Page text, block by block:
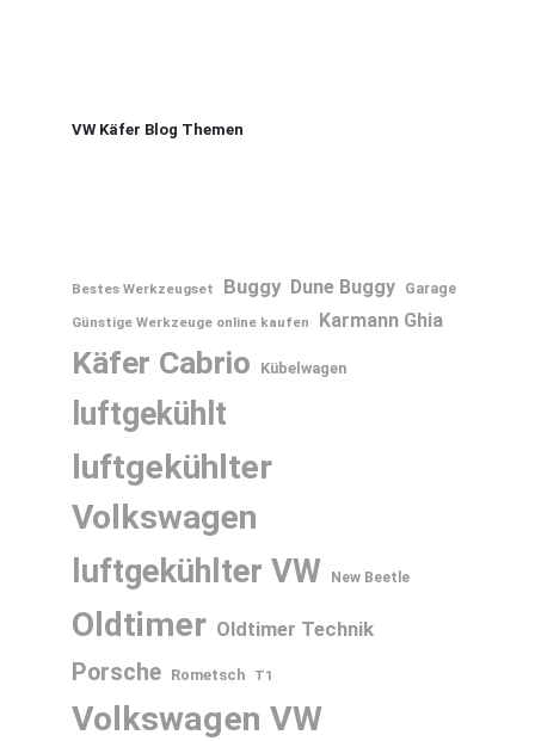
VW Käfer Blog Themen
Bestes Werkzeugset Buggy Dune Buggy
Garage
Günstige Werkzeuge online kaufen
Karmann Ghia
Käfer Cabrio Kübelwagen
luftgekühlt
luftgekühlter
Volkswagen
luftgekühlter VW New Beetle
Oldtimer Oldtimer Technik
Porsche Rometsch T1
Volkswagen VW